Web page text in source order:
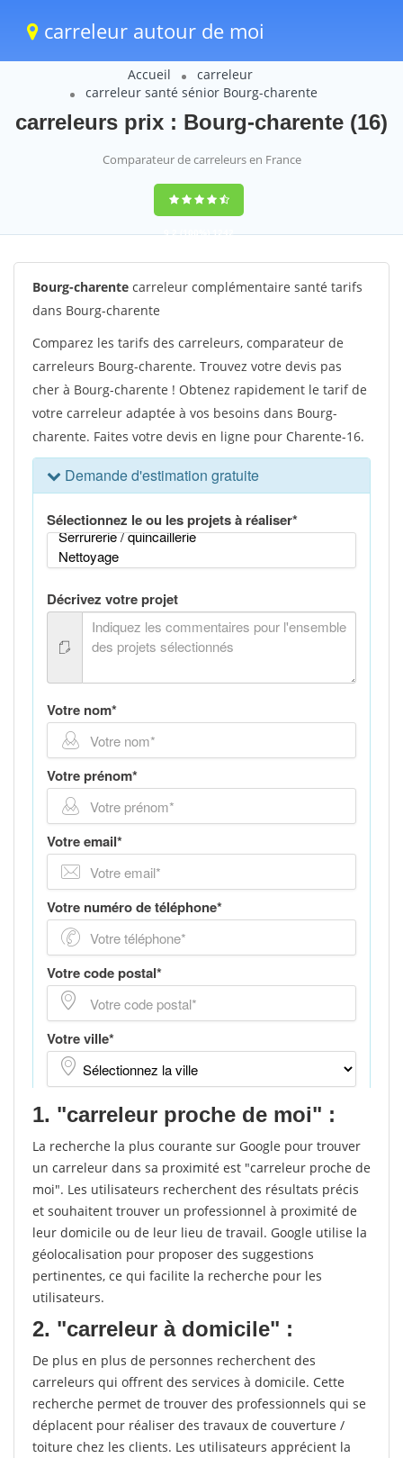
carreleur autour de moi
Accueil
carreleur
carreleur santé sénior Bourg-charente
carreleurs prix : Bourg-charente (16)
Comparateur de carreleurs en France
9,2(100%)1242
votes
Bourg-charente carreleur complémentaire santé tarifs
dans Bourg-charente
Comparez les tarifs des carreleurs, comparateur de
carreleurs Bourg-charente. Trouvez votre devis pas
cher à Bourg-charente ! Obtenez rapidement le tarif de
votre carreleur adaptée à vos besoins dans Bourg-
charente. Faites votre devis en ligne pour Charente-16.
1. "carreleur proche de moi" :
La recherche la plus courante sur Google pour trouver
un carreleur dans sa proximité est "carreleur proche de
moi". Les utilisateurs recherchent des résultats précis
et souhaitent trouver un professionnel à proximité de
leur domicile ou de leur lieu de travail. Google utilise la
géolocalisation pour proposer des suggestions
pertinentes, ce qui facilite la recherche pour les
utilisateurs.
2. "carreleur à domicile" :
De plus en plus de personnes recherchent des
carreleurs qui offrent des services à domicile. Cette
recherche permet de trouver des professionnels qui se
déplacent pour réaliser des travaux de couverture /
toiture chez les clients. Les utilisateurs apprécient la